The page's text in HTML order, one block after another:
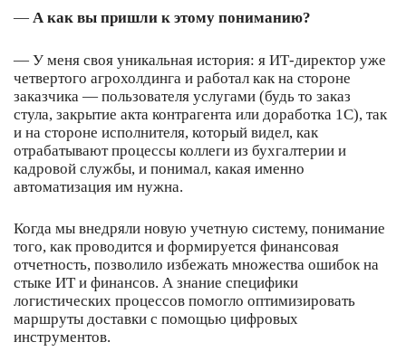
— А как вы пришли к этому пониманию?
— У меня своя уникальная история: я ИТ-директор уже
четвертого агрохолдинга и работал как на стороне
заказчика — пользователя услугами (будь то заказ
стула, закрытие акта контрагента или доработка 1С), так
и на стороне исполнителя, который видел, как
отрабатывают процессы коллеги из бухгалтерии и
кадровой службы, и понимал, какая именно
автоматизация им нужна.
Когда мы внедряли новую учетную систему, понимание
того, как проводится и формируется финансовая
отчетность, позволило избежать множества ошибок на
стыке ИТ и финансов. А знание специфики
логистических процессов помогло оптимизировать
маршруты доставки с помощью цифровых
инструментов.